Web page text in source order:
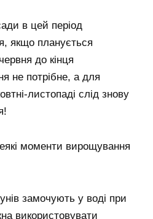
в цей період
якщо планується
до кінця
не потрібне, а для
листопаді слід знову
моменти вирощування
замочують у воді при
використовувати